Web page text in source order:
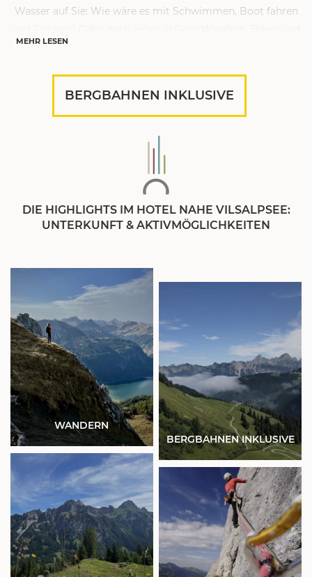
Wasser auf Sie: Wie wäre es mit Schwimmen, Boot fahren
Spazieren? Wir sind zwar kein ausgewiesenes Sporthotel
oder den gelungenen Abschluss eines aktiven Tags laden
bewirtschaftete Almenund Hütten in der Region
Vilsalpsee nahe des Hotel Sonnenhof zur gemütlichen
Einkehr ein. Ein weiteres Highlight im Tannheimer Tal?
Sommer nutzen Sie sämtliche Bergbahnen kostenlos
MEHR LESEN
BERGBAHNEN INKLUSIVE
DIE HIGHLIGHTS IM HOTEL NAHE VILSALPSEE:
UNTERKUNFT & AKTIVMÖGLICHKEITEN
WANDERN
BERGBAHNEN INKLUSIVE